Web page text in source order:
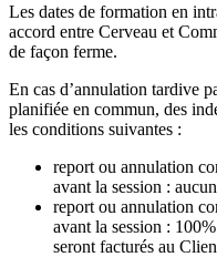
Les dates de formation en
accord entre Cerveau et
de façon ferme.
En cas d’annulation tardive
planifiée en commun, des
les conditions suivantes :
report ou annulation
avant la session :
report ou annulation
avant la session :
seront facturés au